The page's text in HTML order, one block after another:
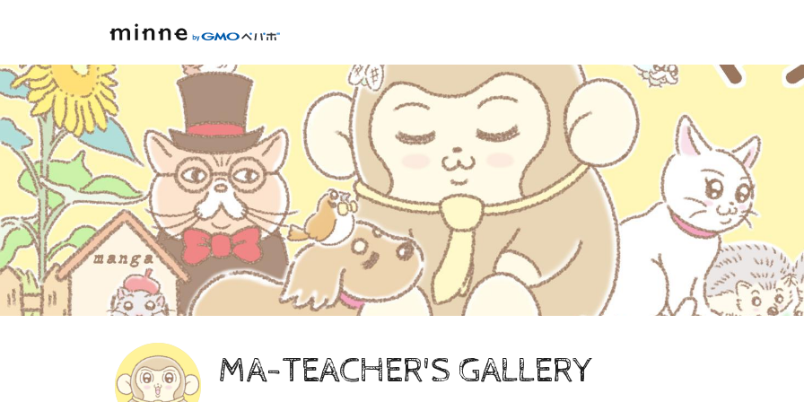
MA-TEACHER'S GALLERY